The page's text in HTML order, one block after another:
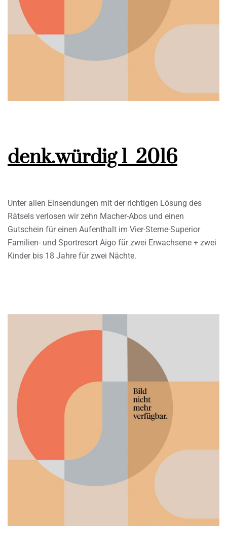
denk.würdig 1_2016
Unter allen Einsendungen mit der richtigen Lösung des
Rätsels verlosen wir zehn Macher-Abos und einen
Gutschein für einen Aufenthalt im Vier-Sterne-Superior
Familien- und Sportresort Aigo für zwei Erwachsene + zwei
Kinder bis 18 Jahre für zwei Nächte.